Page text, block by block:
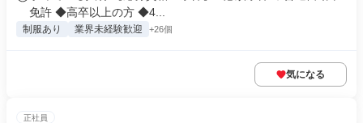
免許 ◆高卒以上の方 ◆4...
制服あり 業界未経験歓迎 +26個
気になる
正社員